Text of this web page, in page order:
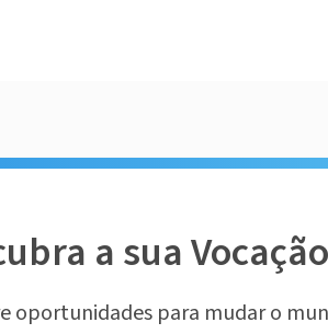
a sua Vocação
oportunidades para mudar o